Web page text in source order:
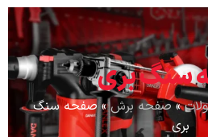
سنگ بری
»صفحه برش»صفحه سنگ
بری